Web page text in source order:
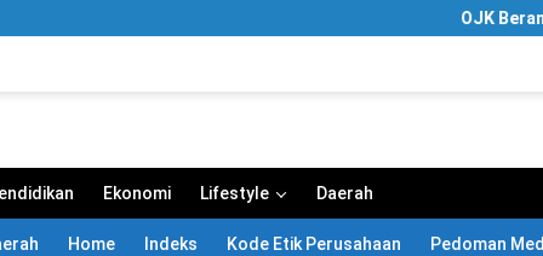
OJK Berantas
Ekonomi Lifestyle Daerah
Home Indeks Kode Etik Perusahaan Pedoman